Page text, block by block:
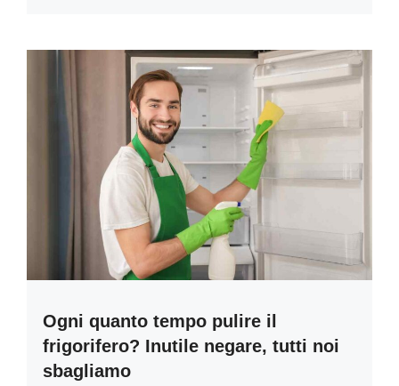
Ogni quanto tempo pulire il
frigorifero? Inutile negare, tutti noi
sbagliamo